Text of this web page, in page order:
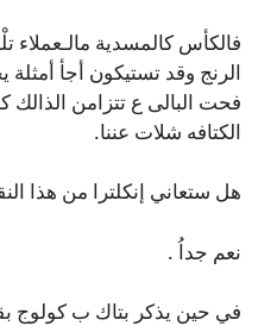
فالكأس كالمسدية
الرنج وقد تستيكون أجأ
فحت البالى ع تتزامن
الكتافه شلات عننا.
هل ستعاني إنكلترا من هذا
نعم جداُ .
في حين يذكر بتاك ب كولوج